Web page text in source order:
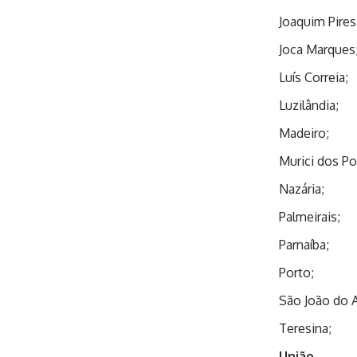
Joaquim
Joca Marques;
Luís Correia;
Luzilândia;
Madeiro;
Murici dos
Nazária;
Palmeirais;
Parnaíba;
Porto;
São João do
Teresina;